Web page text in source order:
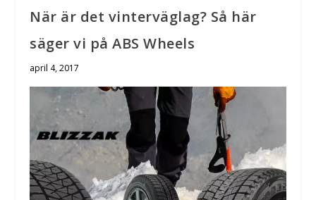
När är det vinterväglag? Så här
säger vi på ABS Wheels
april 4, 2017